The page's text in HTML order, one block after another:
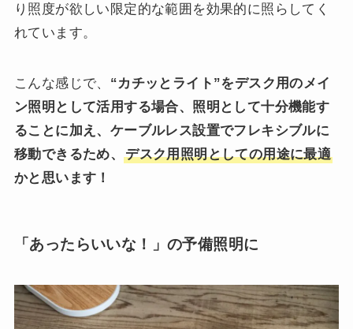
り照度が欲しい限定的な範囲を効果的に照らしてく
れています。
こんな感じで、 “カチッとライト”をデスク用のメイ
ン照明として活用する場合、照明として十分機能す
ることに加え、ケーブルレス設置でフレキシブルに
移動できるため、デスク用照明としての用途に最適
かと思います！
「あったらいいな！」の予備照明に